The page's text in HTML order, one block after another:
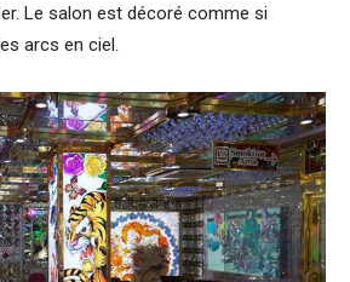
Le salon est décoré comme si
arcs en ciel.